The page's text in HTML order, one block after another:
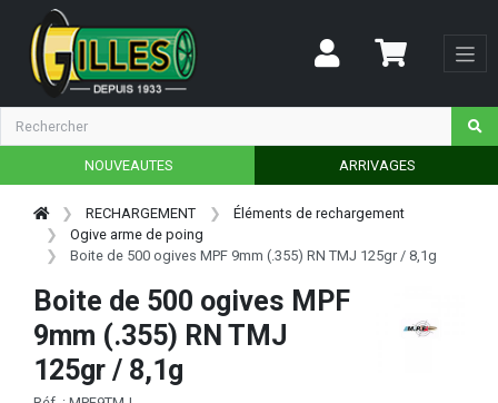
NOUVEAUTES ARRIVAGES
RECHARGEMENT
Éléments de rechargement
Ogive arme de poing
Boite de 500 ogives MPF 9mm (.355) RN TMJ 125gr / 8,1g
Boite de 500 ogives MPF
9mm (.355) RN TMJ
125gr / 8,1g